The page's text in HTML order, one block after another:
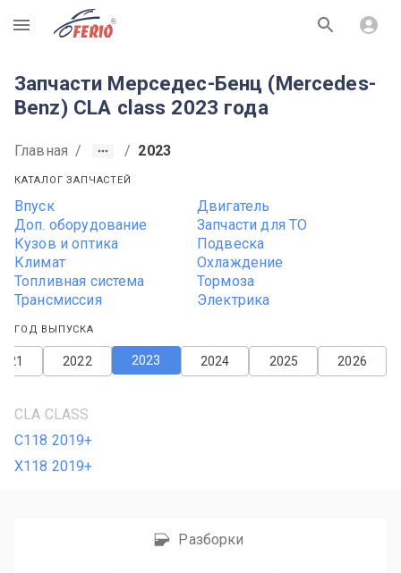
R
Запчасти Мерседес-Бенц (Mercedes-
Benz) CLA class 2023 года
Главная / / 2023
КАТАЛОГ ЗАПЧАСТЕЙ
Впуск
Двигатель
Доп. оборудование
Запчасти для ТО
Кузов и оптика
Подвеска
Климат
Охлаждение
Топливная система
Тормоза
Трансмиссия
Электрика
ГОД ВЫПУСКА
2026
2025
2024
2023
2022
CLA CLASS
C118 2019+
X118 2019+
Разборки